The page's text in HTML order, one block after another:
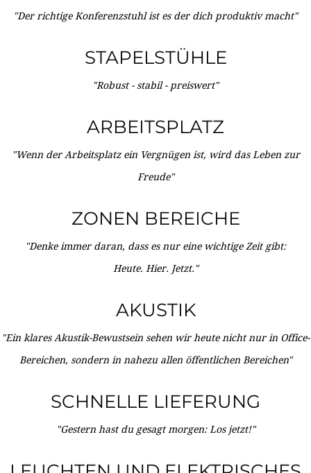
"Der richtige Konferenzstuhl ist es der dich produktiv macht"
STAPELSTÜHLE
"Robust - stabil - preiswert"
ARBEITSPLATZ
"Wenn der Arbeitsplatz ein Vergnügen ist, wird das Leben zur
Freude"
ZONEN BEREICHE
"Denke immer daran, dass es nur eine wichtige Zeit gibt:
Heute. Hier. Jetzt."
AKUSTIK
"Ein klares Akustik-Bewustsein sehen wir heute nicht nur in Office-
Bereichen, sondern in nahezu allen öffentlichen Bereichen"
SCHNELLE LIEFERUNG
"Gestern hast du gesagt morgen: Los jetzt!"